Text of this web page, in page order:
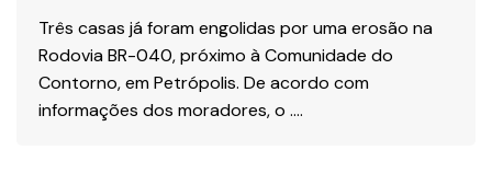
Três casas já foram engolidas por uma erosão na
Rodovia BR-040, próximo à Comunidade do
Contorno, em Petrópolis. De acordo com
informações dos moradores, o ….